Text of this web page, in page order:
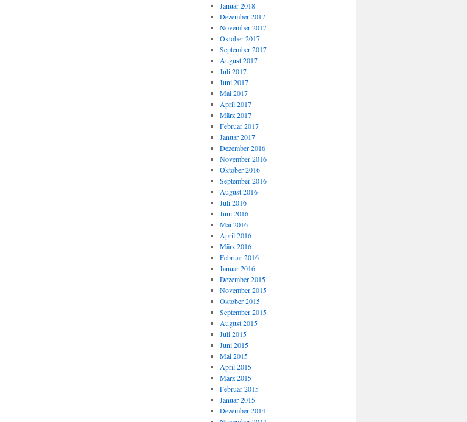
Januar 2018
Dezember 2017
November 2017
Oktober 2017
September 2017
August 2017
Juli 2017
Juni 2017
Mai 2017
April 2017
März 2017
Februar 2017
Januar 2017
Dezember 2016
November 2016
Oktober 2016
September 2016
August 2016
Juli 2016
Juni 2016
Mai 2016
April 2016
März 2016
Februar 2016
Januar 2016
Dezember 2015
November 2015
Oktober 2015
September 2015
August 2015
Juli 2015
Juni 2015
Mai 2015
April 2015
März 2015
Februar 2015
Januar 2015
Dezember 2014